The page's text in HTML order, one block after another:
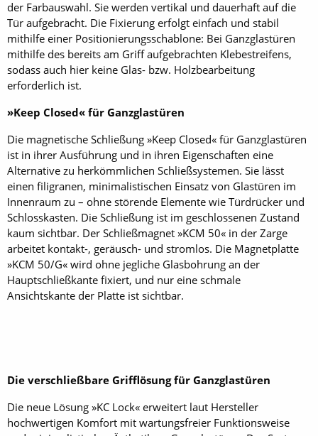
der Farbauswahl. Sie werden vertikal und dauerhaft auf die
Tür aufgebracht. Die Fixierung erfolgt einfach und stabil
mithilfe einer Positionierungsschablone: Bei Ganzglastüren
mithilfe des bereits am Griff aufgebrachten Klebestreifens,
sodass auch hier keine Glas- bzw. Holzbearbeitung
erforderlich ist.
»Keep Closed« für Ganzglastüren
Die magnetische Schließung »Keep Closed« für Ganzglastüren
ist in ihrer Ausführung und in ihren Eigenschaften eine
Alternative zu herkömmlichen Schließsystemen. Sie lässt
einen filigranen, minimalistischen Einsatz von Glastüren im
Innenraum zu – ohne störende Elemente wie Türdrücker und
Schlosskasten. Die Schließung ist im geschlossenen Zustand
kaum sichtbar. Der Schließmagnet »KCM 50« in der Zarge
arbeitet kontakt-, geräusch- und stromlos. Die Magnetplatte
»KCM 50/G« wird ohne jegliche Glasbohrung an der
Hauptschließkante fixiert, und nur eine schmale
Ansichtskante der Platte ist sichtbar.
Die verschließbare Grifflösung für Ganzglastüren
Die neue Lösung »KC Lock« erweitert laut Hersteller
hochwertigen Komfort mit wartungsfreier Funktionsweise